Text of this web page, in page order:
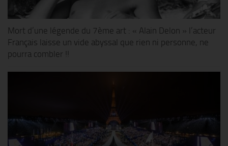
Mort d’une légende du 7ème art : « Alain Delon » l’acteur
Français laisse un vide abyssal que rien ni personne, ne
pourra combler !!